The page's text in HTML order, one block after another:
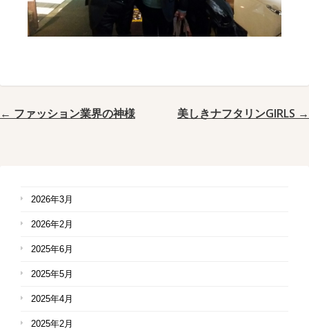
美しきナフタリンGIRLS →
← ファッション業界の神様
2026年3月
2026年2月
2025年6月
2025年5月
2025年4月
2025年2月